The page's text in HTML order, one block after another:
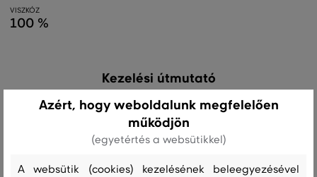
VISZKÓZ
100 %
Kezelési útmutató
SZÁRÍTÁS
Azért, hogy weboldalunk megfelelően
működjön
(egyetértés a websütikkel)
A websütik (cookies) kezelésének beleegyezésével